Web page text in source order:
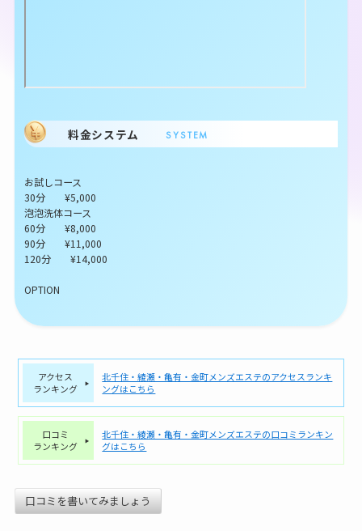
料金システム SYSTEM
お試しコース
30分 ¥5,000
泡泡洗体コース
60分 ¥8,000
90分 ¥11,000
120分 ¥14,000
OPTION
アクセス
ランキング
北千住・綾瀬・亀有・金町メンズエステのアクセスランキ
ングはこちら
口コミ
ランキング
北千住・綾瀬・亀有・金町メンズエステの口コミランキン
グはこちら
口コミを書いてみましょう